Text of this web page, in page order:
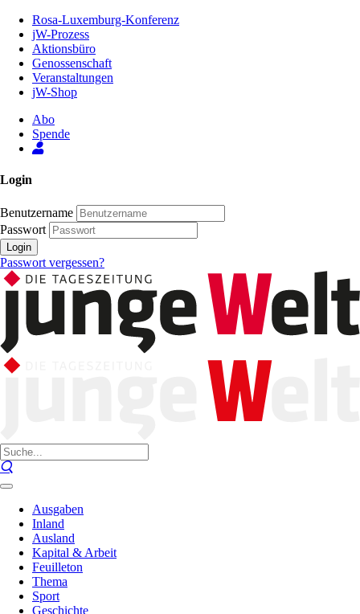
Inhalt
Seite
Rosa-Luxemburg-Konferenz
jW-Prozess
Aktionsbüro
Genossenschaft
Veranstaltungen
jW-Shop
Abo
Spende
Login
Benutzername
Passwort
Login
Passwort vergessen?
Ausgaben
Inland
Ausland
Kapital & Arbeit
Feuilleton
Thema
Sport
Geschichte